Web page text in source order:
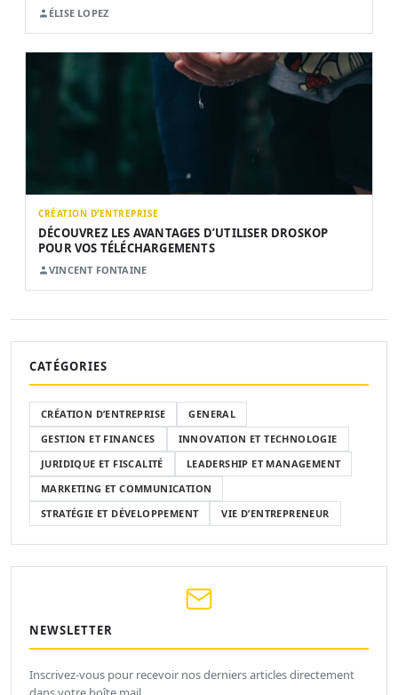
ÉLISE LOPEZ
CRÉATION D’ENTREPRISE
DÉCOUVREZ LES AVANTAGES D’UTILISER DROSKOP
POUR VOS TÉLÉCHARGEMENTS
VINCENT FONTAINE
CATÉGORIES
CRÉATION D’ENTREPRISE
GENERAL
GESTION ET FINANCES
INNOVATION ET TECHNOLOGIE
JURIDIQUE ET FISCALITÉ
LEADERSHIP ET MANAGEMENT
MARKETING ET COMMUNICATION
STRATÉGIE ET DÉVELOPPEMENT
VIE D’ENTREPRENEUR
NEWSLETTER
Inscrivez-vous pour recevoir nos derniers articles directement